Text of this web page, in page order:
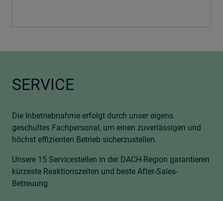
SERVICE
Die Inbetriebnahme erfolgt durch unser eigens
geschultes Fachpersonal, um einen zuverlässigen und
höchst effizienten Betrieb sicherzustellen.
Unsere 15 Servicestellen in der DACH-Region garantieren
kürzeste Reaktionszeiten und beste After-Sales-
Betreuung.